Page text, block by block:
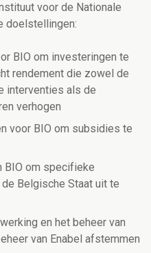
voor de Nationale
doelstellingen:
BIO om investeringen te
rendement die zowel de
interventies als de
verhogen
voor BIO om subsidies te
BIO om specifieke
Belgische Staat uit te
en het beheer van
van Enabel afstemmen